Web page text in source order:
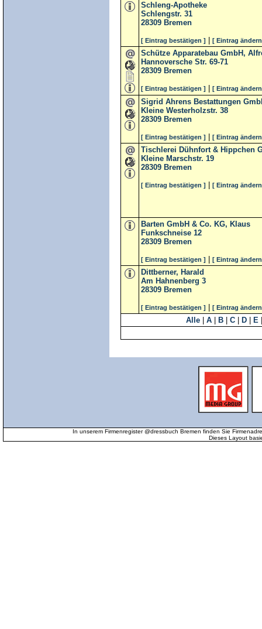
Schleng-Apotheke
Schlengstr. 31
28309 Bremen
[ Eintrag bestätigen ] [ Eintrag
Schütze Apparatebau GmbH,
Hannoversche Str. 69-71
28309 Bremen
[ Eintrag bestätigen ] [ Eintrag
Sigrid Ahrens Bestattungen
Kleine Westerholzstr. 38
28309 Bremen
[ Eintrag bestätigen ] [ Eintrag
Tischlerei Dühnfort & Hippchen
Kleine Marschstr. 19
28309 Bremen
[ Eintrag bestätigen ] [ Eintrag
Barten GmbH & Co. KG, Klaus
Funkschneise 12
28309 Bremen
[ Eintrag bestätigen ] [ Eintrag
Dittberner, Harald
Am Hahnenberg 3
28309 Bremen
[ Eintrag bestätigen ] [ Eintrag
Alle A B C D E
In unserem Firmenregister @dressbuch Bremen finden Sie
Dieses Layout